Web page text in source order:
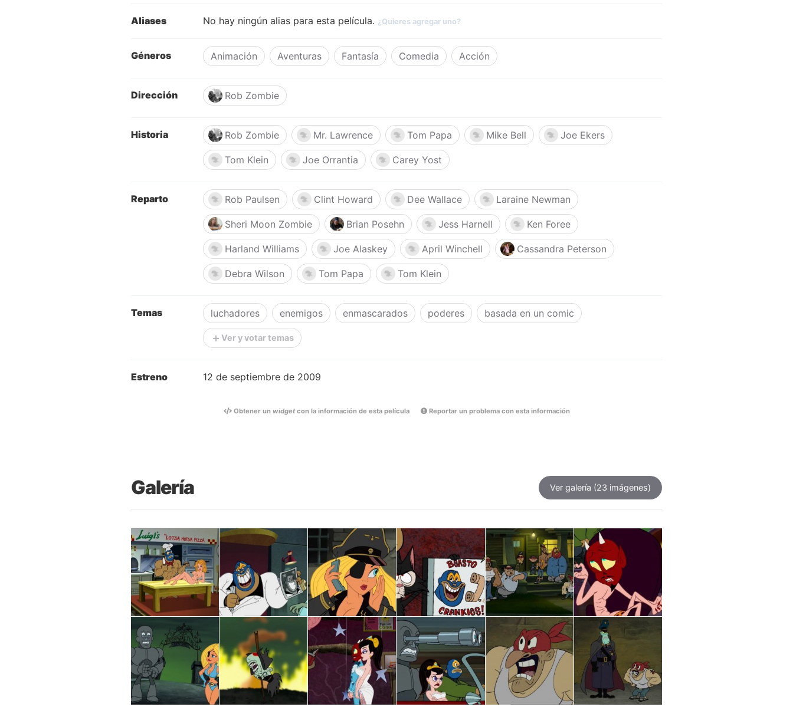
Aliases No hay ningún alias para esta película. ¿Quieres agregar uno?
Géneros Animación Aventuras Fantasía Comedia Acción
Dirección Rob Zombie
Historia Rob Zombie Mr. Lawrence Tom Papa Mike Bell Joe Ekers
Tom Klein Joe Orrantia Carey Yost
Reparto Rob Paulsen Clint Howard Dee Wallace Laraine Newman
Sheri Moon Zombie Brian Posehn Jess Harnell Ken Foree
Harland Williams Joe Alaskey April Winchell Cassandra Peterson
Debra Wilson Tom Papa Tom Klein
Temas luchadores enemigos enmascarados poderes basada en un comic
Ver y votar temas
Estreno 12 de septiembre de 2009
Obtener un widgetcon la información de esta película Reportar un problema con esta información
Galería Ver galería (23 imágenes)